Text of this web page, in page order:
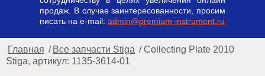
продаж. В случае заинтересованности, просим
писать на e-mail:admin@premium-instrument.ru
Главная / Все запчасти Stiga / Collecting Plate 2010
Stiga, артикул: 1135-3614-01